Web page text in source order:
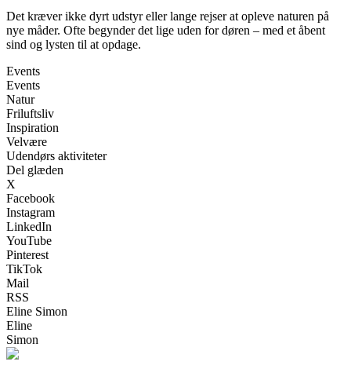
Det kræver ikke dyrt udstyr eller lange rejser at opleve naturen på
nye måder. Ofte begynder det lige uden for døren – med et åbent
sind og lysten til at opdage.
Events
Events
Natur
Friluftsliv
Inspiration
Velvære
Udendørs aktiviteter
Del glæden
X
Facebook
Instagram
LinkedIn
YouTube
Pinterest
TikTok
Mail
RSS
Eline Simon
Eline
Simon